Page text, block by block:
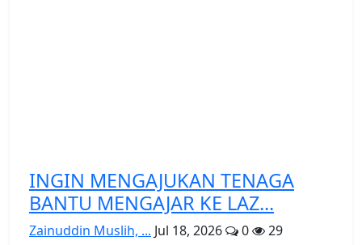
INGIN MENGAJUKAN TENAGA
BANTU MENGAJAR KE LAZ...
Zainuddin Muslih, ... Jul 18, 2026 0 29